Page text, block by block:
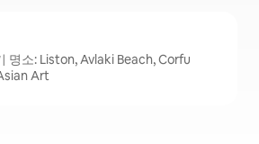
명소: Liston, Avlaki Beach, Corfu
Art